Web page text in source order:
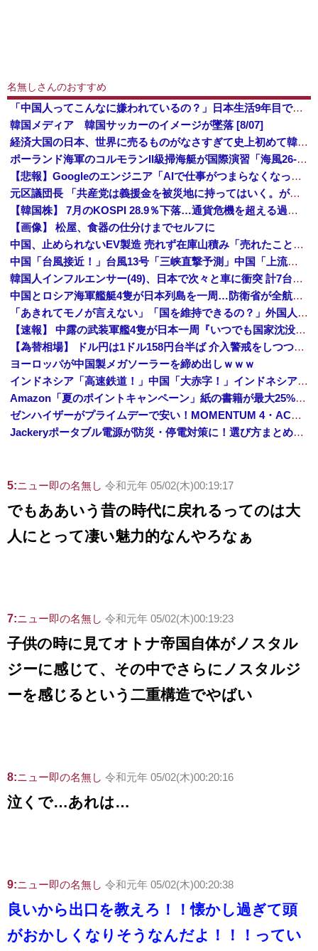
名無しさんのおすすめ
「中国人ってこんなに嫌われているの？」日本生活9年目で明かす本心！
韓国メディア 韓国サッカーのイメージが墜落 [8/07]
経済大国の日本、世界に売るものがなさすぎて史上初めて韓国台湾に輸出額抜かされ
ポーランド海軍のコルモランII級掃海艇が国際演習「海風26-2」に参加！
【悲報】Googleのエンジニア「AIで仕事がつまらなくなった」
元区議団長 「共産党は義援金を被災地に持ってはいく。が、持って行った先で党の活動のために使う」 日本共産党「事実ではありません」
【韓国株】 7月のKOSPI 28.9％下落…通貨危機を超える過去最大の下げ幅
【画像】 松屋、食器の仕分けまでセルフに
中国、止められないEV製造 売れず在庫山積み「売れたこと」にして補助金を騙し取る事案を思いつきが横行
中国「台風接近！」台風13号「三峡直撃予測」中国「上流大洪水！（三峡上流」中国都市「8/5の映像（動画」三峡ダム「緊急放流（決壊危機」中国「下流大水害（震え声」→
韓国人インフルエンサー(49)、日本で次々と車に衝突 計7台巻き込み 八王子
中国とロシア海軍艦艇4隻が日本列島を一周…防衛省が全航路を公開！
「あきれてモノが言えない」「国を維持できるの？」外国人の永住許可要件の厳格化で在日中国人の本音は？
【速報】 中露の武装軍艦4隻が日本一周『いつでも国家沈没させられるぞ』
【為替相場】 ドル円は1ドル158円台半ば 介入警戒をしつつ円売りが続行
ヨーロッパが中国製メガソーラーを締め出しｗｗｗ
インドネシア「高速鉄道！」中国「大赤字！」インドネシア「運営会社の株式購入！（負債対策」中国「はい（巨額負債」インドネシア「700km延伸計画！（実質中止」→
Amazon「夏のポイントキャンペーン」紙の書籍が最大25%ポイント還元 対象と条件を整理（2026年7月）
ゼンハイザーがプライムデーで安い！MOMENTUM 4・ACCENTUMなど対象モデルまとめ！
Jackeryポータブル電源が防災・停電対策に！選び方まとめ【プライムデー最終日】
5:ニュー即の名無し 令和元年 05/02(木)00:19:17
でもああいう昔の時代に戻れるってのは大
人にとって凄い魅力的なんやろなぁ
7:ニュー即の名無し 令和元年 05/02(木)00:19:23
子供の時に見てオトナ帝国自体がノスタル
ジーに感じて、その中でさらにノスタルジ
ーを感じるという二重構造でやばい
8:ニュー即の名無し 令和元年 05/02(木)00:20:16
泣くで…あれは…
9:ニュー即の名無し 令和元年 05/02(木)00:20:38
良いから出口を教えろ！！懐かし過ぎて頭
がおかしくなりそうなんだよ！！！ってい